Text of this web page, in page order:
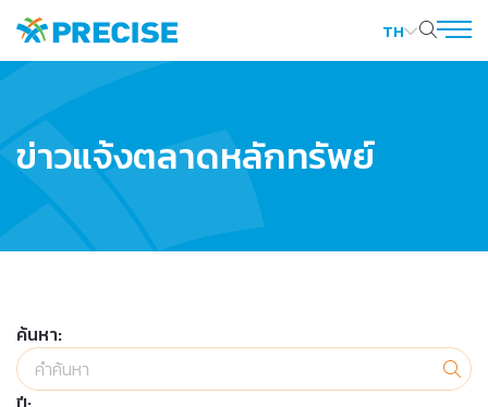
TH
ค้นหาในเว็บไซต์
ข่าวแจ้งตลาดหลักทรัพย์
ค้นหา: